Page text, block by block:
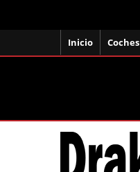
Inicio Coches